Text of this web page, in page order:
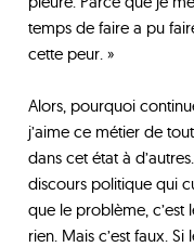
temps de faire a pu
cette peur. »
Alors, pourquoi
j’aime ce métier de
dans cet état à
discours politique qui
que le problème,
rien. Mais c’est faux. Si